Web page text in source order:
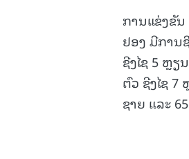
ການແຂ່ງຂັ
ຢອງ ມີການ
ຊີງໄຊ 5 ຫຼ
ຕົວ ຊີງໄຊ 7
ຊາຍ ແລະ